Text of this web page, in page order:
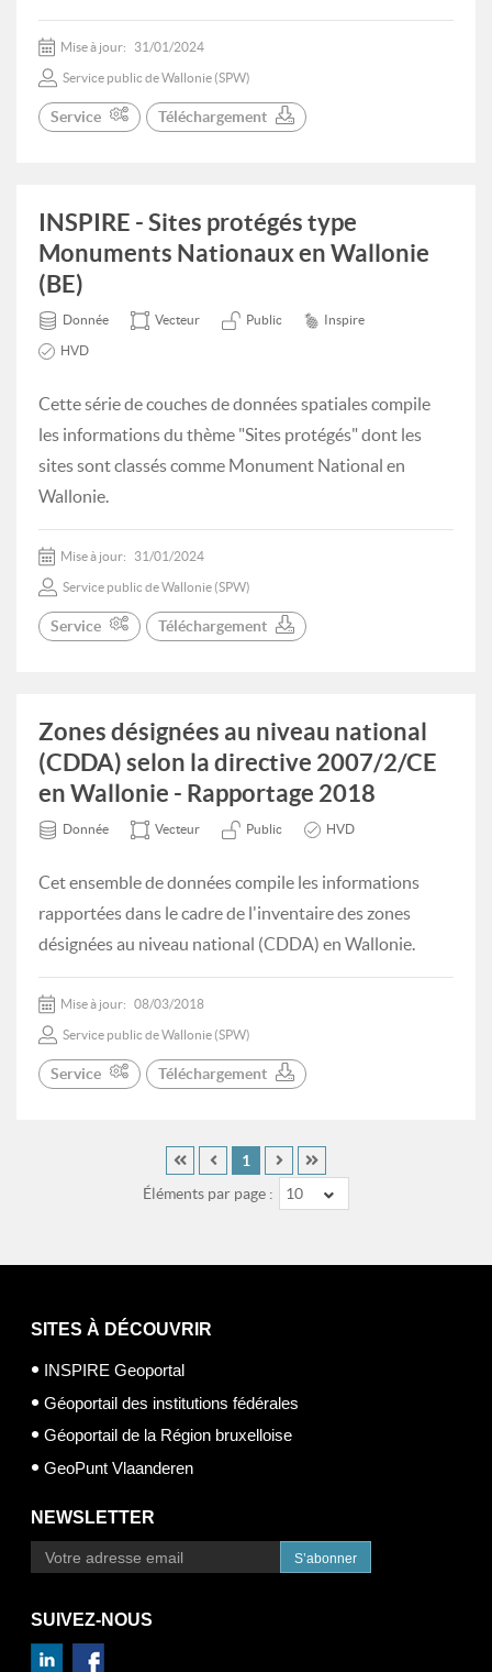
Mise à jour: 31/01/2024
Service public de Wallonie (SPW)
Service Téléchargement
INSPIRE - Sites protégés type
Monuments Nationaux en Wallonie
(BE)
Donnée Vecteur Public Inspire
HVD
Cette série de couches de données spatiales compile
les informations du thème "Sites protégés" dont les
sites sont classés comme Monument National en
Wallonie.
Mise à jour: 31/01/2024
Service public de Wallonie (SPW)
Service Téléchargement
Zones désignées au niveau national
(CDDA) selon la directive 2007/2/CE
en Wallonie - Rapportage 2018
Donnée Vecteur Public HVD
Cet ensemble de données compile les informations
rapportées dans le cadre de l'inventaire des zones
désignées au niveau national (CDDA) en Wallonie.
Mise à jour: 08/03/2018
Service public de Wallonie (SPW)
Service Téléchargement
Éléments par page : 10
1
SITES À DÉCOUVRIR
INSPIRE Geoportal
Géoportail des institutions fédérales
Géoportail de la Région bruxelloise
GeoPunt Vlaanderen
NEWSLETTER
S’abonner
SUIVEZ-NOUS